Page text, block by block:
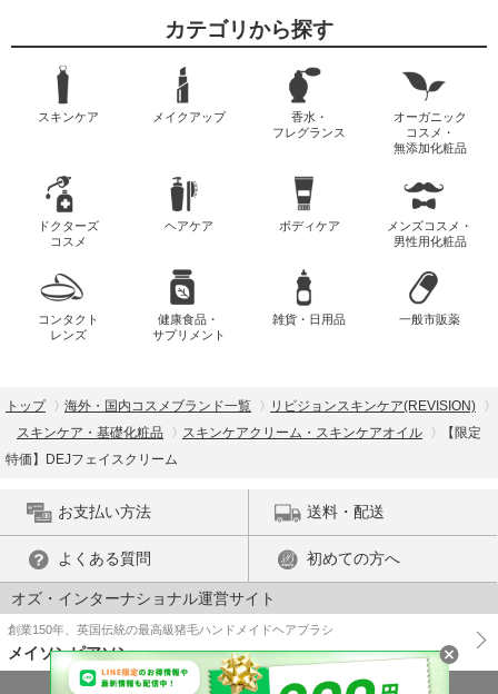
カテゴリから探す
スキンケア メイクアップ
香水・
フレグランス
オーガニック
コスメ・
無添加化粧品
ドクターズ
コスメ
ヘアケア ボディケア
メンズコスメ・
男性用化粧品
コンタクト
レンズ
健康食品・
サプリメント
雑貨・日用品 一般市販薬
トップ 海外・国内コスメブランド一覧
リビジョンスキンケア(REVISION)
スキンケア・基礎化粧品
スキンケアクリーム・スキンケアオイル
【限定
特価】DEJフェイスクリーム
お支払い方法 送料・配送
よくある質問 初めての方へ
オズ・インターナショナル運営サイト
創業150年、英国伝統の最高級猪毛ハンドメイドヘアブラシ
メイソンピアソン